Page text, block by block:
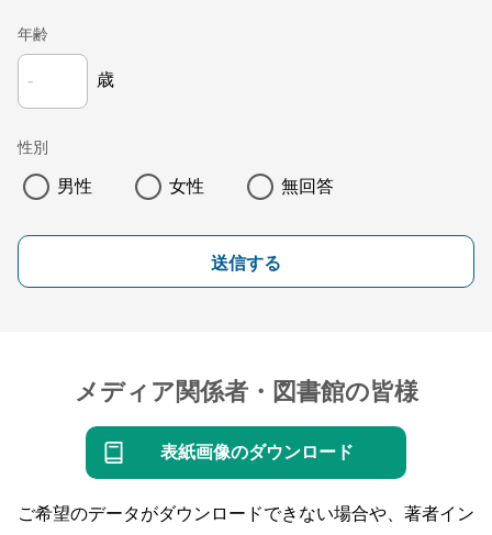
年齢
歳
性別
男性 女性 無回答
送信する
メディア関係者・図書館の皆様
表紙画像のダウンロード
ご希望のデータがダウンロードできない場合や、著者イン